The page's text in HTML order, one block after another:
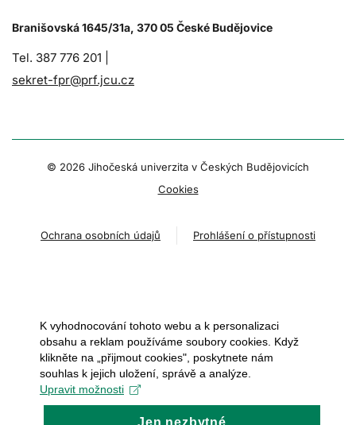
Branišovská 1645/31a, 370 05 České Budějovice
Tel. 387 776 201 |
sekret-fpr@prf.jcu.cz
© 2026 Jihočeská univerzita v Českých Budějovicích
Cookies
Ochrana osobních údajů Prohlášení o přístupnosti
K vyhodnocování tohoto webu a k personalizaci
obsahu a reklam používáme soubory cookies. Když
klikněte na „přijmout cookies", poskytnete nám
souhlas k jejich uložení, správě a analýze.
Upravit možnosti
Jen nezbytné